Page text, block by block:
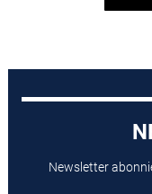
Newsletter